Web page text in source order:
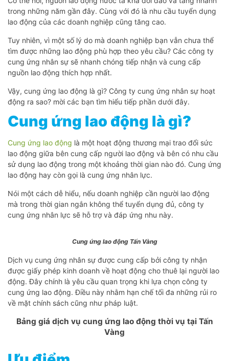
trong những năm gần đây. Cùng với đó là nhu cầu tuyển dụng
lao động của các doanh nghiệp cũng tăng cao.
Tuy nhiên, vì một số lý do mà doanh nghiệp bạn vẫn chưa thể
tìm được những lao động phù hợp theo yêu cầu? Các công ty
cung ứng nhân sự sẽ nhanh chóng tiếp nhận và cung cấp
nguồn lao động thích hợp nhất.
Vậy, cung ứng lao động là gì? Công ty cung ứng nhân sự hoạt
động ra sao? mời các bạn tìm hiểu tiếp phần dưới đây.
Cung ứng lao động là gì?
Cung ứng lao động là một hoạt động thương mại trao đổi sức
lao động giữa bên cung cấp người lao động và bên có nhu cầu
sử dụng lao động trong một khoảng thời gian nào đó. Cung ứng
lao động hay còn gọi là cung ứng nhân lực.
Nói một cách dễ hiểu, nếu doanh nghiệp cần người lao động
mà trong thời gian ngắn không thể tuyển dụng đủ, công ty
cung ứng nhân lực sẽ hỗ trợ và đáp ứng nhu này.
Cung ứng lao động Tấn Vàng
Dịch vụ cung ứng nhân sự được cung cấp bởi công ty nhận
được giấy phép kinh doanh về hoạt động cho thuê lại người lao
động. Đây chính là yêu cầu quan trọng khi lựa chọn công ty
cung ứng lao động. Điều này nhằm hạn chế tối đa những rủi ro
về mặt chính sách cũng như pháp luật.
Bảng giá dịch vụ cung ứng lao động thời vụ tại Tấn
Vàng